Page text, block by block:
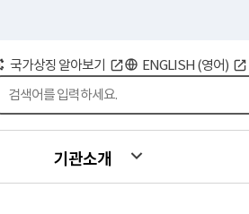
국가상징 알아보기 ENGLISH (영어)
기관소개